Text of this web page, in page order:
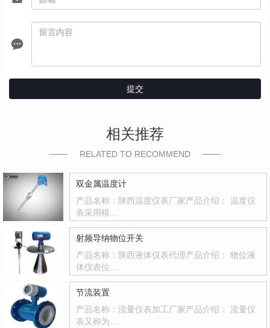
提交
相关推荐
RELATED TO RECOMMEND
双金属温度计
产品名称：陕西温度仪表厂家产品介绍： 温度仪
表采用模…
射频导纳物位开关
产品名称：陕西液体仪表代理产品介绍： 物位液
体仪表位…
节流装置
产品名称：流量仪表加工厂家产品介绍： 流量仪
表又称为…